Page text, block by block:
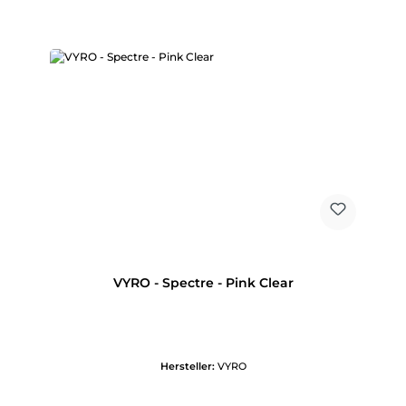
VYRO - Spectre - Pink Clear
Hersteller: VYRO